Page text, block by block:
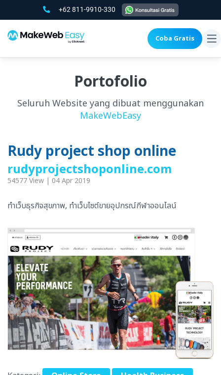
+62 811-9910-330
Coba Gratis
Portofolio
Seluruh Website yang dibuat menggunakan
MakeWebEasy
Rudy project shop online
rudyprojectshoponline.com
54577 View | 04 Apr 2019
ทำเว็บธุรกิจสุขภาพ, ทำเว็บไซต์ขายอุปกรณ์กีฬาออนไลน์